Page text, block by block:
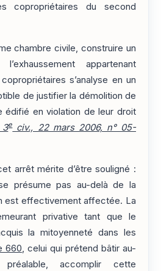
copropriétaires du second
chambre civile, construire un
appartenant
s’analyse en un
de justifier la démolition de
édifié en violation de leur droit
3eciv., 22 mars 2006, n° 05-
arrêt mérite d’être souligné :
présume pas au-delà de la
est effectivement affectée. La
privative tant que le
la mitoyenneté dans les
660, celui qui prétend bâtir au-
accomplir cette